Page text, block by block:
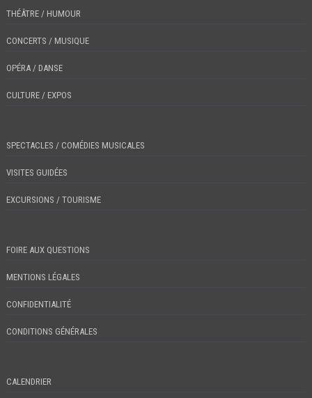
THÉÂTRE / HUMOUR
CONCERTS / MUSIQUE
OPÉRA / DANSE
CULTURE / EXPOS
SPECTACLES / COMÉDIES MUSICALES
VISITES GUIDÉES
EXCURSIONS / TOURISME
FOIRE AUX QUESTIONS
MENTIONS LÉGALES
CONFIDENTIALITÉ
CONDITIONS GÉNÉRALES
CALENDRIER